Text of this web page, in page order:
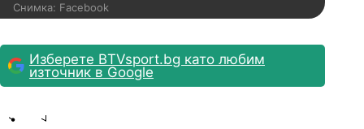
Снимка: Facebook
Изберете BTVsport.bg като любим
източник в Google